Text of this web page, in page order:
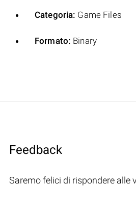
Categoria: Game Files
Formato: Binary
Feedback
Saremo felici di rispondere alle